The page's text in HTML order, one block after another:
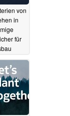
von
in
für